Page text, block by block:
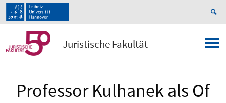
Juristische Fakultät
Professor Kulhanek als Of